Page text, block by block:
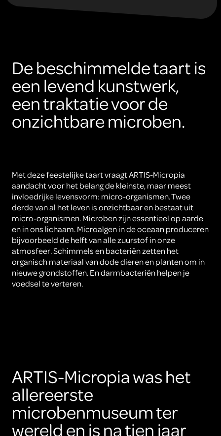
De beschimmelde taart is
een levend kunstwerk,
een traktatie voor de
onzichtbare microben.
Met deze feestelijke taart vraagt ARTIS-Micropia
aandacht voor het belang de kleinste, maar meest
invloedrijke levensvorm: micro-organismen. Twee
derde van al het leven is onzichtbaar en bestaat uit
micro-organismen. Microben zijn essentieel op aarde
en in ons lichaam. Microalgen in de oceaan produceren
bijvoorbeeld de helft van alle zuurstof in onze
atmosfeer. Schimmels en bacteriën zetten het
organisch materiaal van dode dieren en planten om in
nieuwe grondstoffen. En darmbacteriën helpen je
voedsel te verteren.
ARTIS-Micropia was het
allereerste
microbenmuseum ter
wereld en is na tien jaar